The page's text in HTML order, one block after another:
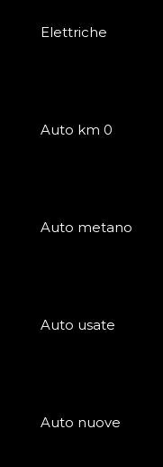
Elettriche
Auto km 0
Auto metano
Auto usate
Auto nuove